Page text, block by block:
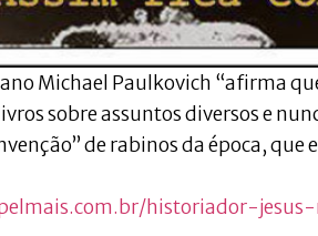
Michael Paulkovich “afirma
sobre assuntos diversos e
de rabinos da época,
historiador-